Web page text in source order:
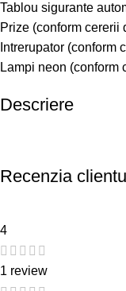
Tablou sigurante
Prize (conform cererii
Intrerupator (conform
Lampi neon (conform
Descriere
Recenzia
4
1 review